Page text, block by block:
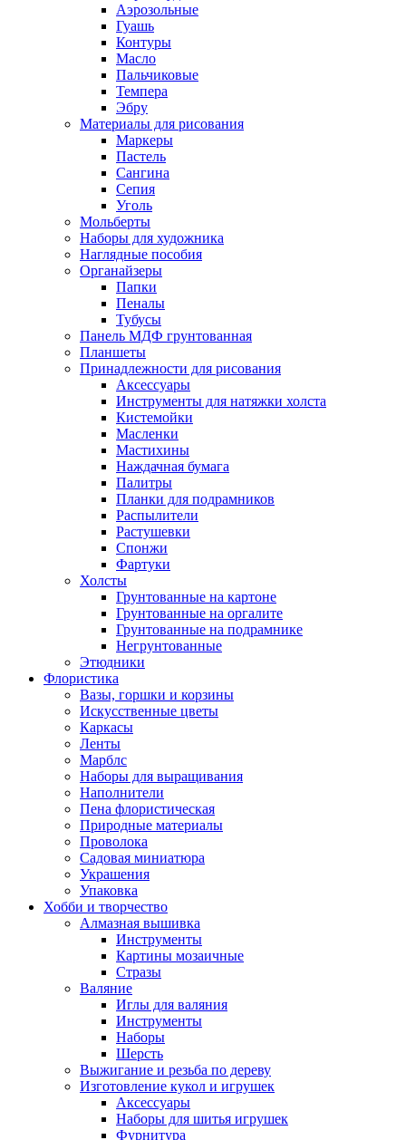
Аэрозольные
Гуашь
Контуры
Масло
Пальчиковые
Темпера
Эбру
Материалы для рисования
Маркеры
Пастель
Сангина
Сепия
Уголь
Мольберты
Наборы для художника
Наглядные пособия
Органайзеры
Папки
Пеналы
Тубусы
Панель МДФ грунтованная
Планшеты
Принадлежности для рисования
Аксессуары
Инструменты для натяжки холста
Кистемойки
Масленки
Мастихины
Наждачная бумага
Палитры
Планки для подрамников
Распылители
Растушевки
Спонжи
Фартуки
Холсты
Грунтованные на картоне
Грунтованные на оргалите
Грунтованные на подрамнике
Негрунтованные
Этюдники
Флористика
Вазы, горшки и корзины
Искусственные цветы
Каркасы
Ленты
Марблс
Наборы для выращивания
Наполнители
Пена флористическая
Природные материалы
Проволока
Садовая миниатюра
Украшения
Упаковка
Хобби и творчество
Алмазная вышивка
Инструменты
Картины мозаичные
Стразы
Валяние
Иглы для валяния
Инструменты
Наборы
Шерсть
Выжигание и резьба по дереву
Изготовление кукол и игрушек
Аксессуары
Наборы для шитья игрушек
Фурнитура